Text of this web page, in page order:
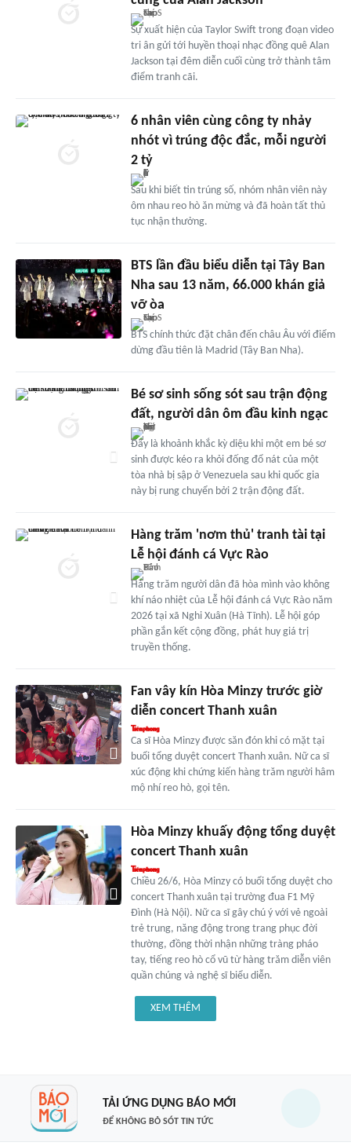
Sự xuất hiện của Taylor Swift trong đoạn video
tri ân gửi tới huyền thoại nhạc đồng quê Alan
Jackson tại đêm diễn cuối cùng trở thành tâm
điểm tranh cãi.
6 nhân viên cùng công ty nhảy
nhót vì trúng độc đắc, mỗi người
2 tỷ
Sau khi biết tin trúng số, nhóm nhân viên này
ôm nhau reo hò ăn mừng và đã hoàn tất thủ
tục nhận thưởng.
BTS lần đầu biểu diễn tại Tây Ban
Nha sau 13 năm, 66.000 khán giả
vỡ òa
BTS chính thức đặt chân đến châu Âu với điểm
dừng đầu tiên là Madrid (Tây Ban Nha).
Bé sơ sinh sống sót sau trận động
đất, người dân ôm đầu kinh ngạc
Đây là khoảnh khắc kỳ diệu khi một em bé sơ
sinh được kéo ra khỏi đống đổ nát của một
tòa nhà bị sập ở Venezuela sau khi quốc gia
này bị rung chuyển bởi 2 trận động đất.
Hàng trăm 'nơm thủ' tranh tài tại
Lễ hội đánh cá Vực Rào
Hàng trăm người dân đã hòa mình vào không
khí náo nhiệt của Lễ hội đánh cá Vực Rào năm
2026 tại xã Nghi Xuân (Hà Tĩnh). Lễ hội góp
phần gắn kết cộng đồng, phát huy giá trị
truyền thống.
Fan vây kín Hòa Minzy trước giờ
diễn concert Thanh xuân
Ca sĩ Hòa Minzy được săn đón khi có mặt tại
buổi tổng duyệt concert Thanh xuân. Nữ ca sĩ
xúc động khi chứng kiến hàng trăm người hâm
mộ nhí reo hò, gọi tên.
Hòa Minzy khuấy động tổng duyệt
concert Thanh xuân
Chiều 26/6, Hòa Minzy có buổi tổng duyệt cho
concert Thanh xuân tại trường đua F1 Mỹ
Đình (Hà Nội). Nữ ca sĩ gây chú ý với vẻ ngoài
trẻ trung, năng động trong trang phục đời
thường, đồng thời nhận những tràng pháo
tay, tiếng reo hò cổ vũ từ hàng trăm diễn viên
quần chúng và nghệ sĩ biểu diễn.
XEM THÊM
TẢI ỨNG DỤNG BÁO MỚI
ĐỂ KHÔNG BỎ SÓT TIN TỨC